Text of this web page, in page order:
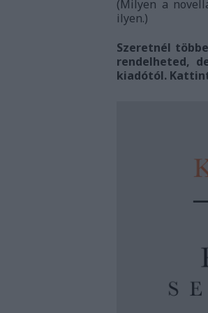
(Milyen a
ilyen.)
Szeretnél
rendelheted,
kiadótól.